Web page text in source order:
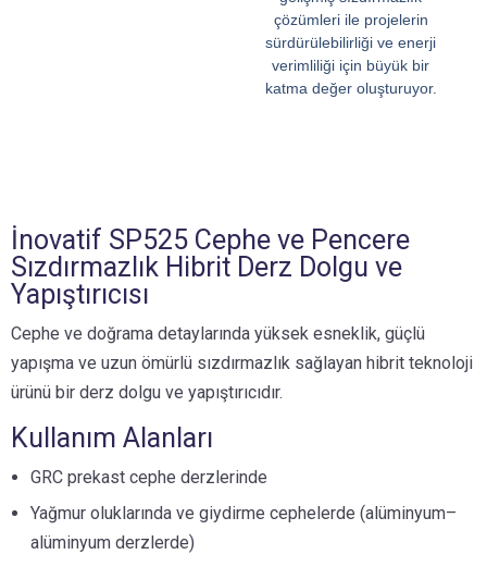
çözümleri ile projelerin
sürdürülebilirliği ve enerji
verimliliği için büyük bir
katma değer oluşturuyor.
İnovatif SP525 Cephe ve Pencere
Sızdırmazlık Hibrit Derz Dolgu ve
Yapıştırıcısı
Cephe ve doğrama detaylarında yüksek esneklik, güçlü
yapışma ve uzun ömürlü sızdırmazlık sağlayan hibrit teknoloji
ürünü bir derz dolgu ve yapıştırıcıdır.
Kullanım Alanları
GRC prekast cephe derzlerinde
Yağmur oluklarında ve giydirme cephelerde (alüminyum–
alüminyum derzlerde)